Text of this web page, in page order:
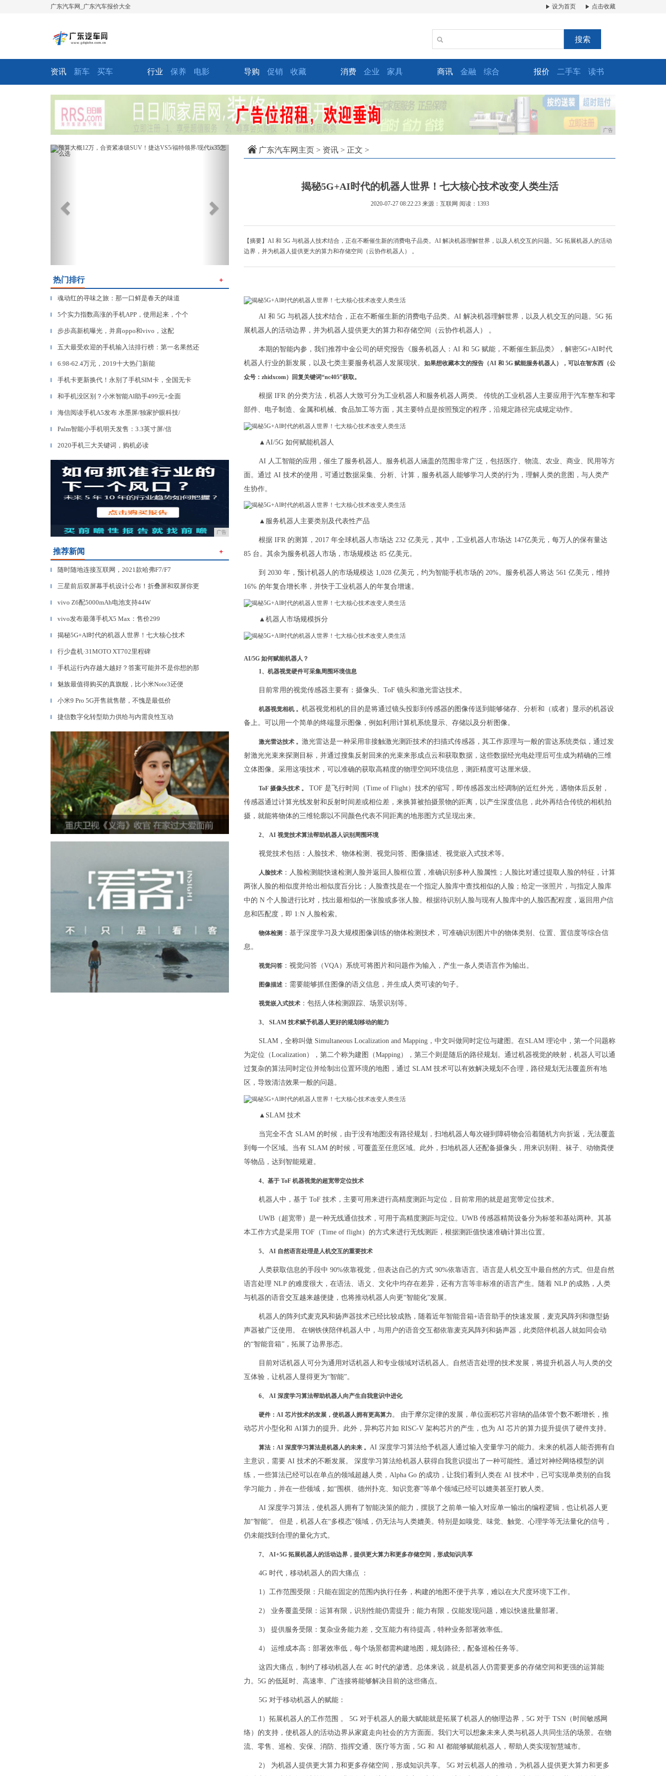
广东汽车网_广东汽车报价大全 设为首页 点击收藏
搜索
资讯 新车 买车 行业 保养 电影 导购 促销 收藏 消费 企业 家具 商讯 金融 综合 报价 二手车 读书
广告
Previous Next
热门排行 ＋
▎ 魂动红的寻味之旅：那一口鲜是春天的味道
▎ 5个实力指数高涨的手机APP，使用起来，个个
▎ 步步高新机曝光，并肩oppo和vivo，这配
▎ 五大最受欢迎的手机输入法排行榜：第一名果然还
▎ 6.98-62.4万元，2019十大热门新能
▎ 手机卡更新换代！永别了手机SIM卡，全国无卡
▎ 和手机没区别？小米智能AI助手499元+全面
▎ 海信阅读手机A5发布 水墨屏/独家护眼科技/
▎ Palm智能小手机明天发售：3.3英寸屏/信
▎ 2020手机三大关键词，购机必读
广告
推荐新闻 ＋
▎ 随时随地连接互联网，2021款哈弗F7/F7
▎ 三星前后双屏幕手机设计公布！折叠屏和双屏你更
▎ vivo Z6配5000mAh电池支持44W
▎ vivo发布最薄手机X5 Max：售价299
▎ 揭秘5G+AI时代的机器人世界！七大核心技术
▎ 行少盘机·31MOTO XT702里程碑
▎ 手机运行内存越大越好？答案可能并不是你想的那
▎ 魅族最值得购买的真旗舰，比小米Note3还便
▎ 小米9 Pro 5G开售就售罄，不愧是最低价
▎ 捷信数字化转型助力供给与内需良性互动
广东汽车网主页 > 资讯 > 正文 >
揭秘5G+AI时代的机器人世界！七大核心技术改变人类生活
2020-07-27 08:22:23 来源：互联网 阅读：1393
【摘要】AI 和 5G 与机器人技术结合，正在不断催生新的消费电子品类。AI 解决机器理解世界，以及人机交互的问题。5G 拓展机器人的活动
边界，并为机器人提供更大的算力和存储空间（云协作机器人） 。
AI 和 5G 与机器人技术结合，正在不断催生新的消费电子品类。AI 解决机器理解世界，以及人机交互的问题。5G 拓
展机器人的活动边界，并为机器人提供更大的算力和存储空间（云协作机器人） 。
本期的智能内参，我们推荐中金公司的研究报告《服务机器人：AI 和 5G 赋能，不断催生新品类》，解密5G+AI时代
机器人行业的新发展，以及七类主要服务机器人发展现状。 如果想收藏本文的报告（AI 和 5G 赋能服务机器人），可以在智东西（公
众号：zhidxcom）回复关键词“nc405”获取。
根据 IFR 的分类方法，机器人大致可分为工业机器人和服务机器人两类。 传统的工业机器人主要应用于汽车整车和零
部件、电子制造、金属和机械、食品加工等方面，其主要特点是按照预定的程序，沿规定路径完成规定动作。
▲AI/5G 如何赋能机器人
AI 人工智能的应用，催生了服务机器人。服务机器人涵盖的范围非常广泛，包括医疗、物流、农业、商业、民用等方
面。通过 AI 技术的使用，可通过数据采集、分析、计算，服务机器人能够学习人类的行为，理解人类的意图，与人类产
生协作。
▲服务机器人主要类别及代表性产品
根据 IFR 的测算，2017 年全球机器人市场达 232 亿美元，其中，工业机器人市场达 147亿美元，每万人的保有量达
85 台。其余为服务机器人市场，市场规模达 85 亿美元。
到 2030 年，预计机器人的市场规模达 1,028 亿美元，约为智能手机市场的 20%。服务机器人将达 561 亿美元，维持
16% 的年复合增长率，并快于工业机器人的年复合增速。
▲机器人市场规模拆分
AI/5G 如何赋能机器人？
1、机器视觉硬件可采集周围环境信息
目前常用的视觉传感器主要有：摄像头、ToF 镜头和激光雷达技术。
机器视觉相机 。 机器视觉相机的目的是将通过镜头投影到传感器的图像传送到能够储存、分析和（或者）显示的机器设
备上。可以用一个简单的终端显示图像，例如利用计算机系统显示、存储以及分析图像。
激光雷达技术 。 激光雷达是一种采用非接触激光测距技术的扫描式传感器，其工作原理与一般的雷达系统类似，通过发
射激光光束来探测目标，并通过搜集反射回来的光束来形成点云和获取数据，这些数据经光电处理后可生成为精确的三维
立体图像。采用这项技术，可以准确的获取高精度的物理空间环境信息，测距精度可达厘米级。
ToF 摄像头技术 。
TOF 是飞行时间（Time of Flight）技术的缩写，即传感器发出经调制的近红外光，遇物体后反射，
传感器通过计算光线发射和反射时间差或相位差，来换算被拍摄景物的距离，以产生深度信息，此外再结合传统的相机拍
摄，就能将物体的三维轮廓以不同颜色代表不同距离的地形图方式呈现出来。
2、 AI 视觉技术算法帮助机器人识别周围环境
视觉技术包括：人脸技术、物体检测、视觉问答、图像描述、视觉嵌入式技术等。
人脸技术 ：人脸检测能快速检测人脸并返回人脸框位置，准确识别多种人脸属性；人脸比对通过提取人脸的特征，计算
两张人脸的相似度并给出相似度百分比；人脸查找是在一个指定人脸库中查找相似的人脸；给定一张照片，与指定人脸库
中的 N 个人脸进行比对，找出最相似的一张脸或多张人脸。根据待识别人脸与现有人脸库中的人脸匹配程度，返回用户信
息和匹配度，即 1:N 人脸检索。
物体检测 ：基于深度学习及大规模图像训练的物体检测技术，可准确识别图片中的物体类别、位置、置信度等综合信
息。
视觉问答 ：视觉问答（VQA）系统可将图片和问题作为输入，产生一条人类语言作为输出。
图像描述 ：需要能够抓住图像的语义信息，并生成人类可读的句子。
视觉嵌入式技术 ：包括人体检测跟踪、场景识别等。
3、 SLAM 技术赋予机器人更好的规划移动的能力
SLAM，全称叫做 Simultaneous Localization and Mapping，中文叫做同时定位与建图。在SLAM 理论中，第一个问题称
为定位（Localization），第二个称为建图（Mapping），第三个则是随后的路径规划。通过机器视觉的映射，机器人可以通
过复杂的算法同时定位并绘制出位置环境的地图，通过 SLAM 技术可以有效解决规划不合理，路径规划无法覆盖所有地
区，导致清洁效果一般的问题。
▲SLAM 技术
当完全不含 SLAM 的时候，由于没有地图没有路径规划，扫地机器人每次碰到障碍物会沿着随机方向折返，无法覆盖
到每一个区域。当有 SLAM 的时候，可覆盖至任意区域。此外，扫地机器人还配备摄像头，用来识别鞋、袜子、动物粪便
等物品，达到智能规避。
4、基于 ToF 机器视觉的超宽带定位技术
机器人中，基于 ToF 技术，主要可用来进行高精度测距与定位，目前常用的就是超宽带定位技术。
UWB（超宽带）是一种无线通信技术，可用于高精度测距与定位。UWB 传感器精简设备分为标签和基站两种。其基
本工作方式是采用 TOF（Time of flight）的方式来进行无线测距，根据测距值快速准确计算出位置。
5、 AI 自然语言处理是人机交互的重要技术
人类获取信息的手段中 90%依靠视觉，但表达自己的方式 90%依靠语言。语言是人机交互中最自然的方式。但是自然
语言处理 NLP 的难度很大，在语法、语义、文化中均存在差异，还有方言等非标准的语言产生。随着 NLP 的成熟，人类
与机器的语音交互越来越便捷，也将推动机器人向更“智能化”发展。
机器人的阵列式麦克风和扬声器技术已经比较成熟，随着近年智能音箱+语音助手的快速发展，麦克风阵列和微型扬
声器被广泛使用。 在钢铁侠陪伴机器人中，与用户的语音交互都依靠麦克风阵列和扬声器，此类陪伴机器人就如同会动
的“智能音箱”，拓展了边界形态。
目前对话机器人可分为通用对话机器人和专业领域对话机器人。自然语言处理的技术发展，将提升机器人与人类的交
互体验，让机器人显得更为“智能”。
6、 AI 深度学习算法帮助机器人向产生自我意识中进化
硬件：AI 芯片技术的发展，使机器人拥有更高算力 。 由于摩尔定律的发展，单位面积芯片容纳的晶体管个数不断增长，推
动芯片小型化和 AI算力的提升。此外，异构芯片如 RISC-V 架构芯片的产生，也为 AI 芯片的算力提升提供了硬件支持。
算法：AI 深度学习算法是机器人的未来 。 AI 深度学习算法给予机器人通过输入变量学习的能力。未来的机器人能否拥有自
主意识，需要 AI 技术的不断发展。 深度学习算法给机器人获得自我意识提出了一种可能性。通过对神经网络模型的训
练，一些算法已经可以在单点的领域超越人类，Alpha Go 的成功，让我们看到人类在 AI 技术中，已可实现单类别的自我
学习能力，并在一些领域，如“围棋、德州扑克、知识竞赛”等单个领域已经可以媲美甚至打败人类。
AI 深度学习算法，使机器人拥有了智能决策的能力，摆脱了之前单一输入对应单一输出的编程逻辑，也让机器人更
加“智能”。 但是，机器人在“多模态”领域，仍无法与人类媲美。特别是如嗅觉、味觉、触觉、心理学等无法量化的信号，
仍未能找到合理的量化方式。
7、 AI+5G 拓展机器人的活动边界，提供更大算力和更多存储空间，形成知识共享
4G 时代，移动机器人的四大痛点 ：
1）工作范围受限：只能在固定的范围内执行任务，构建的地图不便于共享，难以在大尺度环境下工作。
2） 业务覆盖受限：运算有限，识别性能仍需提升；能力有限，仅能发现问题，难以快速批量部署。
3） 提供服务受限：复杂业务能力差，交互能力有待提高，特种业务部署效率低。
4） 运维成本高：部署效率低，每个场景都需构建地图，规划路径;，配备巡检任务等。
这四大痛点，制约了移动机器人在 4G 时代的渗透。总体来说，就是机器人仍需要更多的存储空间和更强的运算能
力。5G 的低延时、高速率、广连接将能够解决目前的这些痛点。
5G 对于移动机器人的赋能：
1）拓展机器人的工作范围 。 5G 对于机器人的最大赋能就是拓展了机器人的物理边界，5G 对于 TSN（时间敏感网
络）的支持，使机器人的活动边界从家庭走向社会的方方面面。我们大可以想象未来人类与机器人共同生活的场景。在物
流、零售、巡检、安保、消防、指挥交通、医疗等方面，5G 和 AI 都能够赋能机器人，帮助人类实现智慧城市。
2） 为机器人提供更大算力和更多存储空间，形成知识共享。 5G 对云机器人的推动，为机器人提供更大算力和更多